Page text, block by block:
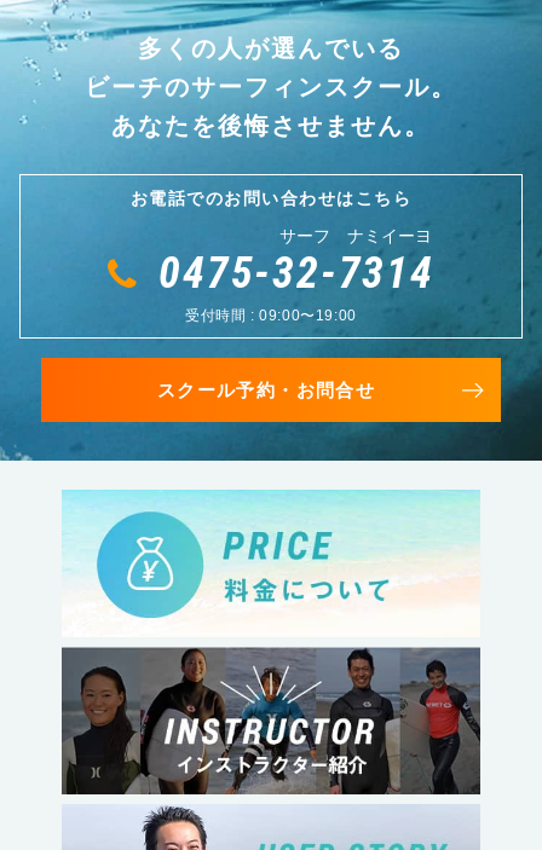
多くの人が選んでいる
ビーチのサーフィンスクール。
あなたを後悔させません。
お電話でのお問い合わせはこちら
サーフ ナミイーヨ
0475-32-7314
受付時間 : 09:00〜19:00
スクール予約・お問合せ